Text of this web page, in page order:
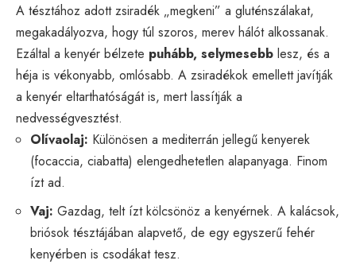
A tésztához adott zsiradék „megkeni” a gluténszálakat,
megakadályozva, hogy túl szoros, merev hálót alkossanak.
Ezáltal a kenyér bélzete puhább, selymesebb lesz, és a
héja is vékonyabb, omlósabb. A zsiradékok emellett javítják
a kenyér eltarthatóságát is, mert lassítják a
nedvességvesztést.
Olívaolaj: Különösen a mediterrán jellegű kenyerek
(focaccia, ciabatta) elengedhetetlen alapanyaga. Finom
ízt ad.
Vaj: Gazdag, telt ízt kölcsönöz a kenyérnek. A kalácsok,
briósok tésztájában alapvető, de egy egyszerű fehér
kenyérben is csodákat tesz.